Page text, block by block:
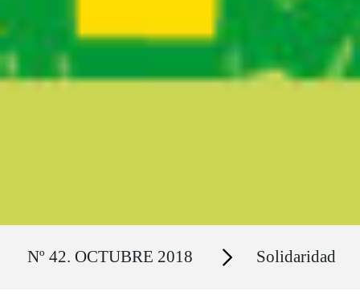
Nº 42. OCTUBRE 2018 Secciones Solidaridad